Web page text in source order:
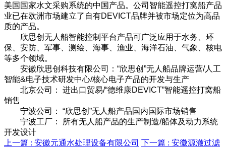
美国国家水文采购系统的中国产品。公司智能遥控打窝船产品
业已在欧洲市场建立了自有DEVICT品牌并被市场定位为高品
质的产品。
欣思创无人船智能控制平台产品可广泛应用于水务、环
保、安防、军事、测绘、海事、渔业、海洋石油、气象、核电
等多个领域。
安徽欣思创科技有限公司：“欣思创”无人船品牌运营/人工
智能&电子技术研发中心/核心电子产品的开发与生产
北京公司： 进出口贸易/“德维康DEVICT”智能遥控打窝船
销售
宁波公司： “欣思创”无人船产品国内国际市场销售
宁波工厂： 所有无人船产品的生产制造/船体及动力系统
开发设计
上一篇 : 安徽元通水处理设备有限公司 下一篇 : 安徽源澈过滤